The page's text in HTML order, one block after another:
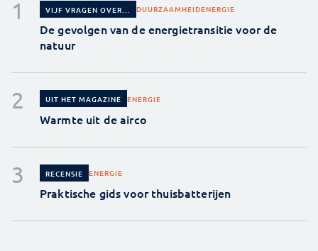
VIJF VRAGEN OVER... DUURZAAMHEIDENERGIE
De gevolgen van de energietransitie voor de
natuur
UIT HET MAGAZINE ENERGIE
Warmte uit de airco
RECENSIE ENERGIE
Praktische gids voor thuisbatterijen